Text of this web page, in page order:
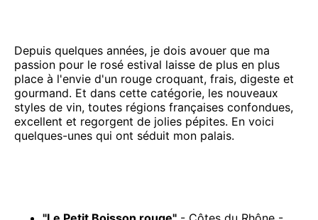
Depuis quelques années, je dois avouer que ma
passion pour le rosé estival laisse de plus en plus
place à l'envie d'un rouge croquant, frais, digeste et
gourmand. Et dans cette catégorie, les nouveaux
styles de vin, toutes régions françaises confondues,
excellent et regorgent de jolies pépites. En voici
quelques-unes qui ont séduit mon palais.